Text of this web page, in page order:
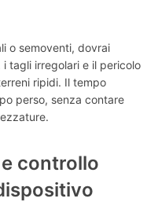
o semoventi, dovrai
tagli irregolari e il pericolo
ripidi. Il tempo
perso, senza contare
controllo